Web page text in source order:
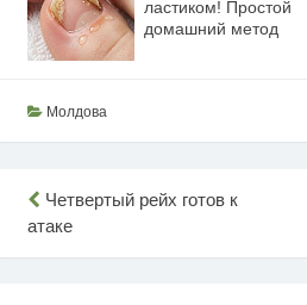
ластиком! Простой
домашний метод
Молдова
Навигация
по
Четвертый рейх готов к
атаке